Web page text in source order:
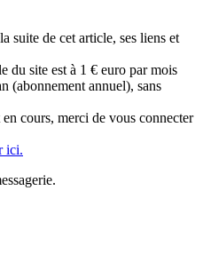
suite de cet article, ses liens et
du site est à 1 € euro par mois
(abonnement annuel), sans
cours, merci de vous connecter
ici.